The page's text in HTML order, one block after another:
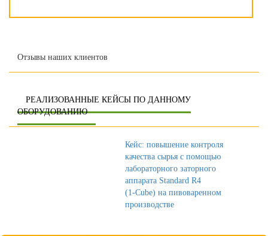
Отзывы наших клиентов
РЕАЛИЗОВАННЫЕ КЕЙСЫ ПО ДАННОМУ
ОБОРУДОВАНИЮ
Кейс: повышение контроля
качества сырья с помощью
лабораторного заторного
аппарата Standard R4
(1‑Cube) на пивоваренном
производстве